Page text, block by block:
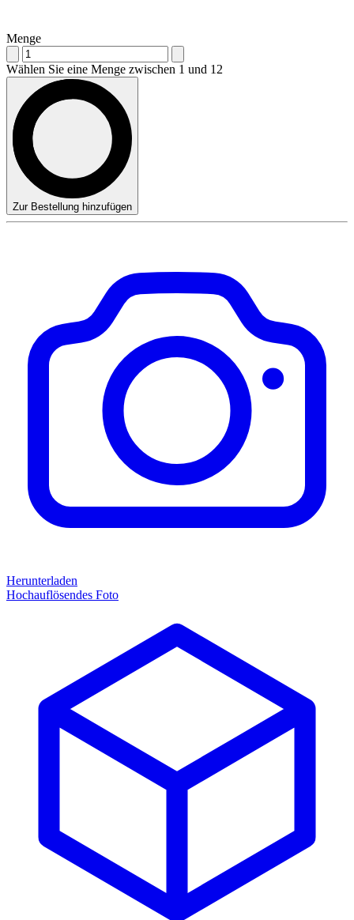
Menge
Wählen Sie eine Menge zwischen 1 und 12
Zur Bestellung hinzufügen
Herunterladen
Hochauflösendes Foto